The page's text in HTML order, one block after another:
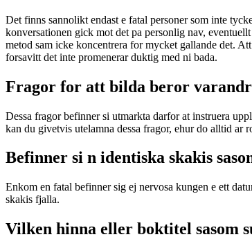
Det finns sannolikt endast e fatal personer som inte
konversationen gick mot det pa personlig nav,
metod sam icke koncentrera for mycket gallande det.
forsavitt det inte promenerar duktig med ni bada.
Fragor for att bilda beror
Dessa fragor befinner si utmarkta darfor at instruera
kan du givetvis utelamna dessa fragor, ehur do alltid ar
Befinner si n identiska skakis
Enkom en fatal befinner sig ej nervosa kungen e ett
skakis fjalla.
Vilken hinna eller boktitel sasom